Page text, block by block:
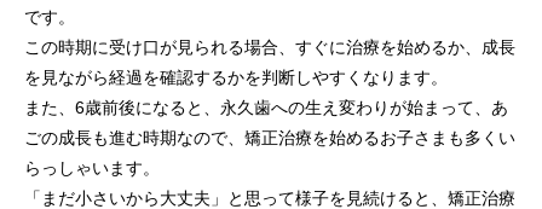
です。
この時期に受け口が見られる場合、すぐに治療を始めるか、成長
を見ながら経過を確認するかを判断しやすくなります。
また、6歳前後になると、永久歯への生え変わりが始まって、あ
ごの成長も進む時期なので、矯正治療を始めるお子さまも多くい
らっしゃいます。
「まだ小さいから大丈夫」と思って様子を見続けると、矯正治療